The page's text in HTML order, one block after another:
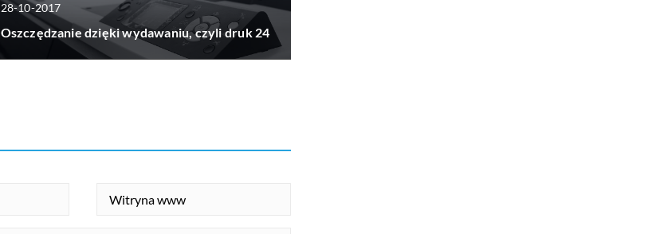
28-10-2017
Oszczędzanie dzięki wydawaniu, czyli druk 24